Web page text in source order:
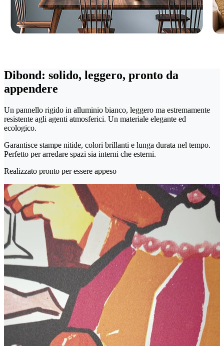
Dibond: solido, leggero, pronto da
appendere
Un pannello rigido in alluminio bianco, leggero ma estremamente
resistente agli agenti atmosferici. Un materiale elegante ed
ecologico.
Garantisce stampe nitide, colori brillanti e lunga durata nel tempo.
Perfetto per arredare spazi sia interni che esterni.
Realizzato pronto per essere appeso